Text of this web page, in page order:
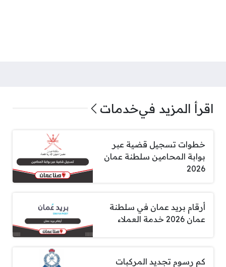
اقرأ المزيد فيخدمات
خطوات تسجيل قضية عبر
بوابة المحامين سلطنة عمان
2026
أرقام بريد عمان في سلطنة
عمان 2026 خدمة العملاء
كم رسوم تجديد المركبات